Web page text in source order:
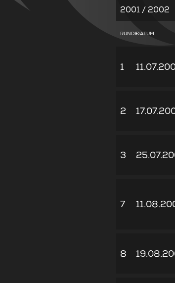
2001 / 2002
RUNDEDATUM
1
2
3
7
8